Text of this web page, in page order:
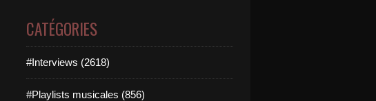
CATÉGORIES
#Interviews (2618)
#Playlists musicales (856)